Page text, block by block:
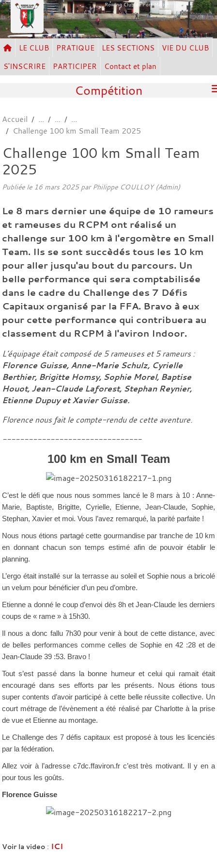
Rowing Club de Port Marly
LE CLUB PRATIQUE LES SECTIONS
VIE DU CLUB
S'INSCRIRE
PARTICIPER Contact et plan
Compétition
Accueil
Challenge 100 km Small Team 2025
Challenge 100 km Small Team
2025
Publiée le 16 mars 2025par Philippe COULLOY (Admin)
Le 8 mars dernier une équipe de 10 rameurs
et rameuses du RCPM ont réalisé un
challenge sur 100 km à l'ergomètre en Small
Team. Ils se sont succèdés tous les 10 km
pour aller jusqu'au bout du parcours. Un
belle performance qui sera comptabilisée
dans le cadre du Challenge des 7 Défis
Capitaux organisé par la FFA. Bravo à eux
pour cette performance qui contribuera au
classement du RCPM à l'aviron Indoor.
L'équipage était composé de 5 rameuses et 5 rameurs :
Florence Guisse, Anne-Marie Schulz, Cyrielle
Berthier, Brigitte Homsy, Sophie Morel, Baptise
Houot, Jean-Claude Laforest, Stephan Reynier,
Etienne Dupuy et Xavier Guisse.
Florence nous fait le compte-rendu de cette aventure.
--------------------------------
100 km en Small Team
C’est le défi que nous nous sommes lancé le 8 mars à 10 : Anne-
Marie, Baptiste, Brigitte, Cyrielle, Etienne, Jean-Claude, Sophie,
Stephan, Xavier et moi. Vous l’avez remarqué, la parité parfaite !
Nous nous étions partagé cette gourmandise par tranche de 10 km
en donnant chacun son temps estimé afin de pouvoir établir le
planning.
L’ergo était installé sur la terrasse au soleil et Sophie nous a bricolé
un velum pour bénéficier d’un peu d’ombre.
Etienne a donné le coup d’envoi dès 8h et Jean-Claude les derniers
coups de « rame » à 15h30.
Il nous a donc fallu 7h30 pour venir à bout de cette distance, avec
de belles performances comme celles de Sophie en 42 :28 et de
Jean-Claude 39 :53. Bravo !
Tout s’est passé dans la bonne humeur et celui qui ramait était
encouragé dans ses efforts par les présents. Nous étions tous
super contents d’avoir participé à cette belle réussite collective. Un
court métrage de l’évènement a été réalisé par Charlotte à la prise
de vue et Etienne au montage.
Le Challenge des 7 défis capitaux est proposé à tous les licenciés
par la fédération.
Allez voir à l’adresse c7dc.ffaviron.fr c’est très motivant. Il y en a
pour tous les goûts.
Florence Guisse
Voir la video : ICI
Panneau de gestion des cookies